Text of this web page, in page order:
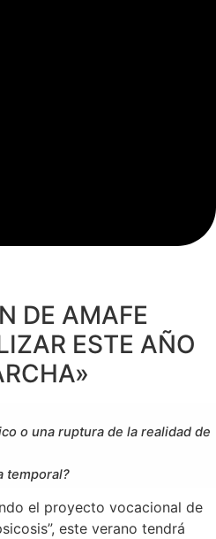
DE AMAFE
ESTE AÑO
o una ruptura de la realidad de
temporal?
el proyecto vocacional de
este verano tendrá